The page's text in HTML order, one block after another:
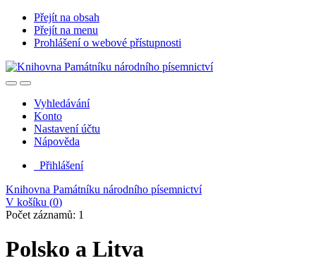
Přejít na obsah
Přejít na menu
Prohlášení o webové přístupnosti
Vyhledávání
Konto
Nastavení účtu
Nápověda
Přihlášení
Knihovna Památníku národního písemnictví
V košíku (0)
Počet záznamů: 1
Polsko a Litva